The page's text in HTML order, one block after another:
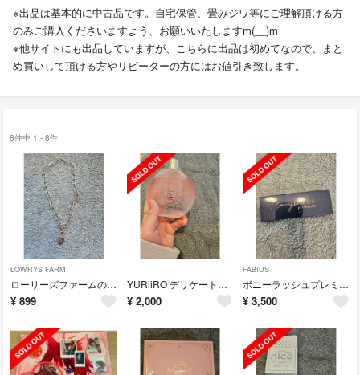
※出品は基本的に中古品です。自宅保管、畳みジワ等にご理解頂ける方
のみご購入くださいますよう、お願いいたしますm(__)m
※他サイトにも出品していますが、こちらに出品は初めてなので、まと
め買いして頂ける方やリピーターの方にはお値引き致します。
8件中 1 - 8件
LOWRYS FARM
ローリーズファームのネックレス
¥ 899
YURiiRO デリケートゾーンケアオイル 100ml ホワイトリリー
¥ 2,000
FABIUS
ボニーラッシュプレミアム(まつげ美容液)
¥ 3,500